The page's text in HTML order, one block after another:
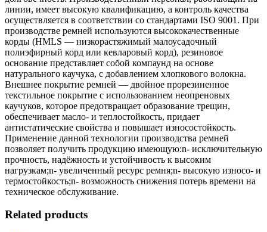
линии, имеет высокую квалификацию, а контроль качества
осуществляется в соответствии со стандартами ISO 9001. При
производстве ремней используются высококачественные
корды (HMLS — низкорастяжимый малоусадочный
полиэфирный корд или кевларовый корд), резиновое
основание представляет собой компаунд на основе
натурального каучука, с добавлением хлопкового волокна.
Внешнее покрытие ремней — двойное прорезиненное
текстильное покрытие с использованием неопреновых
каучуков, которое предотвращает образование трещин,
обеспечивает масло- и теплостойкость, придает
антистатические свойства и повышает износостойкость.
Применение данной технологии производства ремней
позволяет получить продукцию имеющую:n- исключительную
прочность, надёжность и устойчивость к высоким
нагрузкам;n- увеличенный ресурс ремня;n- высокую износо- и
термостойкость;n- возможность снижения потерь времени на
техническое обслуживание.
Related products